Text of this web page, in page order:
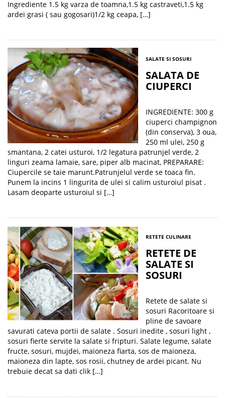
Ingrediente 1.5 kg varza de toamna,1.5 kg castraveti,1.5 kg
ardei grasi ( sau gogosari)1/2 kg ceapa, […]
SALATE SI SOSURI
SALATA DE
CIUPERCI
INGREDIENTE: 300 g
ciuperci champignon
(din conserva), 3 oua,
250 ml ulei, 250 g
smantana, 2 catei usturoi, 1/2 legatura patrunjel verde, 2
linguri zeama lamaie, sare, piper alb macinat, PREPARARE:
Ciupercile se taie marunt.Patrunjelul verde se toaca fin.
Punem la incins 1 lingurita de ulei si calim usturoiul pisat .
Lasam deoparte usturoiul si […]
RETETE CULINARE
RETETE DE
SALATE SI
SOSURI
Retete de salate si
sosuri Racoritoare si
pline de savoare
savurati cateva portii de salate . Sosuri inedite , sosuri light ,
sosuri fierte servite la salate si fripturi. Salate legume, salate
fructe, sosuri, mujdei, maioneza fiarta, sos de maioneza,
maioneza din lapte, sos rosii, chutney de ardei picant. Nu
trebuie decat sa dati clik […]